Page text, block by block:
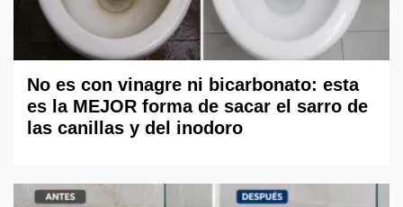
No es con vinagre ni bicarbonato: esta
es la MEJOR forma de sacar el sarro de
las canillas y del inodoro